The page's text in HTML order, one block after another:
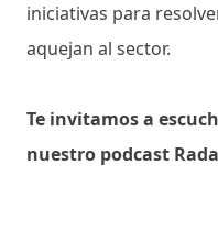
iniciativas para
aquejan al sector.
Te invitamos a
nuestro podcast